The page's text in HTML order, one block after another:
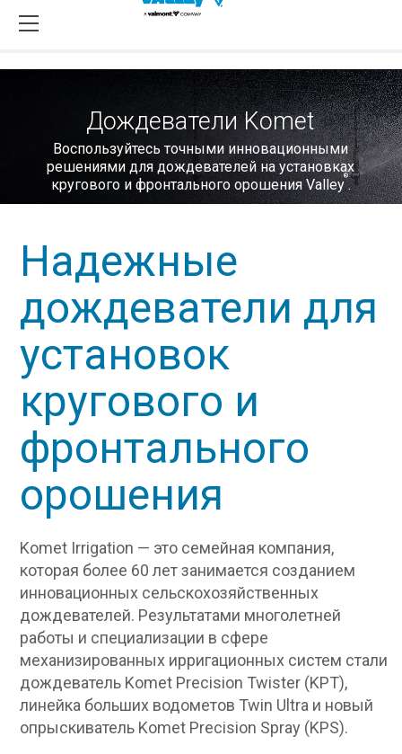
Дождеватели Komet
Воспользуйтесь точными инновационными
решениями для дождевателей на установках
кругового и фронтального орошения Valley
®
.
Надежные
дождеватели для
установок
кругового и
фронтального
орошения
Komet Irrigation — это семейная компания,
которая более 60 лет занимается созданием
инновационных сельскохозяйственных
дождевателей. Результатами многолетней
работы и специализации в сфере
механизированных ирригационных систем стали
дождеватель Komet Precision Twister (KPT),
линейка больших водометов Twin Ultra и новый
опрыскиватель Komet Precision Spray (KPS).